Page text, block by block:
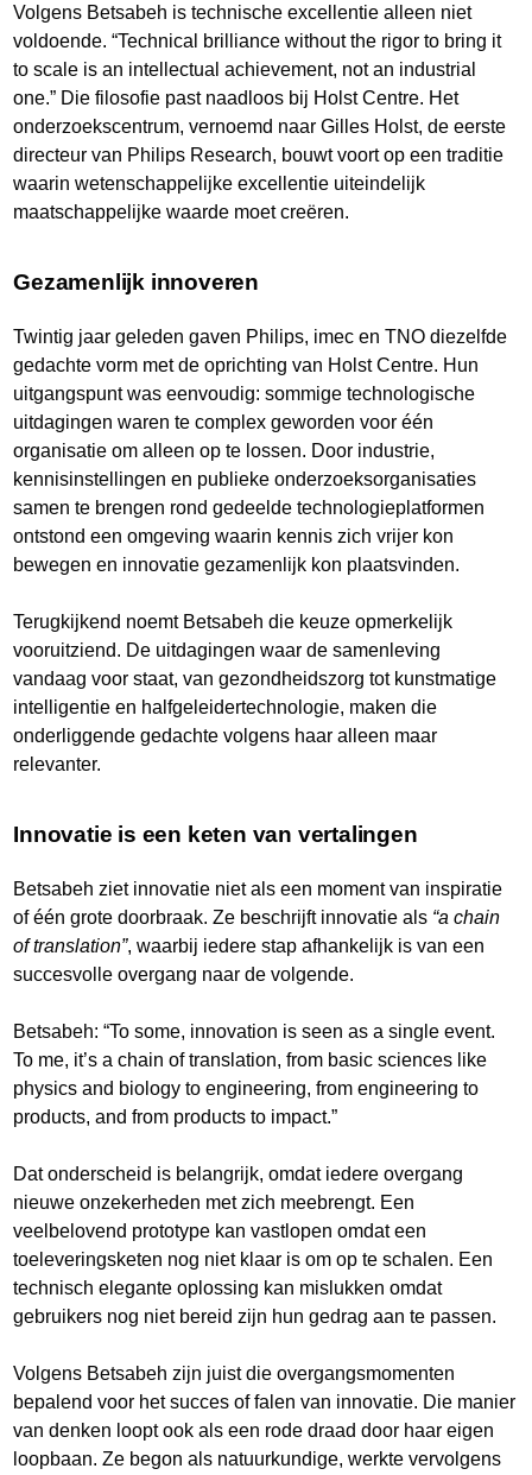
Volgens Betsabeh is technische excellentie alleen niet
voldoende. “Technical brilliance without the rigor to bring it
to scale is an intellectual achievement, not an industrial
one.” Die filosofie past naadloos bij Holst Centre. Het
onderzoekscentrum, vernoemd naar Gilles Holst, de eerste
directeur van Philips Research, bouwt voort op een traditie
waarin wetenschappelijke excellentie uiteindelijk
maatschappelijke waarde moet creëren.
Gezamenlijk innoveren
Twintig jaar geleden gaven Philips, imec en TNO diezelfde
gedachte vorm met de oprichting van Holst Centre. Hun
uitgangspunt was eenvoudig: sommige technologische
uitdagingen waren te complex geworden voor één
organisatie om alleen op te lossen. Door industrie,
kennisinstellingen en publieke onderzoeksorganisaties
samen te brengen rond gedeelde technologieplatformen
ontstond een omgeving waarin kennis zich vrijer kon
bewegen en innovatie gezamenlijk kon plaatsvinden.
Terugkijkend noemt Betsabeh die keuze opmerkelijk
vooruitziend. De uitdagingen waar de samenleving
vandaag voor staat, van gezondheidszorg tot kunstmatige
intelligentie en halfgeleidertechnologie, maken die
onderliggende gedachte volgens haar alleen maar
relevanter.
Innovatie is een keten van vertalingen
Betsabeh ziet innovatie niet als een moment van inspiratie
of één grote doorbraak. Ze beschrijft innovatie als “a chain
of translation”, waarbij iedere stap afhankelijk is van een
succesvolle overgang naar de volgende.
Betsabeh: “To some, innovation is seen as a single event.
To me, it’s a chain of translation, from basic sciences like
physics and biology to engineering, from engineering to
products, and from products to impact.”
Dat onderscheid is belangrijk, omdat iedere overgang
nieuwe onzekerheden met zich meebrengt. Een
veelbelovend prototype kan vastlopen omdat een
toeleveringsketen nog niet klaar is om op te schalen. Een
technisch elegante oplossing kan mislukken omdat
gebruikers nog niet bereid zijn hun gedrag aan te passen.
Volgens Betsabeh zijn juist die overgangsmomenten
bepalend voor het succes of falen van innovatie. Die manier
van denken loopt ook als een rode draad door haar eigen
loopbaan. Ze begon als natuurkundige, werkte vervolgens